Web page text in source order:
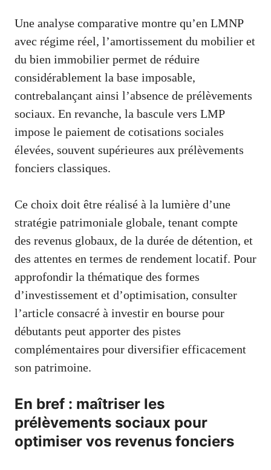
Une analyse comparative montre qu’en LMNP
avec régime réel, l’amortissement du mobilier et
du bien immobilier permet de réduire
considérablement la base imposable,
contrebalançant ainsi l’absence de prélèvements
sociaux. En revanche, la bascule vers LMP
impose le paiement de cotisations sociales
élevées, souvent supérieures aux prélèvements
fonciers classiques.
Ce choix doit être réalisé à la lumière d’une
stratégie patrimoniale globale, tenant compte
des revenus globaux, de la durée de détention, et
des attentes en termes de rendement locatif. Pour
approfondir la thématique des formes
d’investissement et d’optimisation, consulter
l’article consacré à investir en bourse pour
débutants peut apporter des pistes
complémentaires pour diversifier efficacement
son patrimoine.
En bref : maîtriser les
prélèvements sociaux pour
optimiser vos revenus fonciers